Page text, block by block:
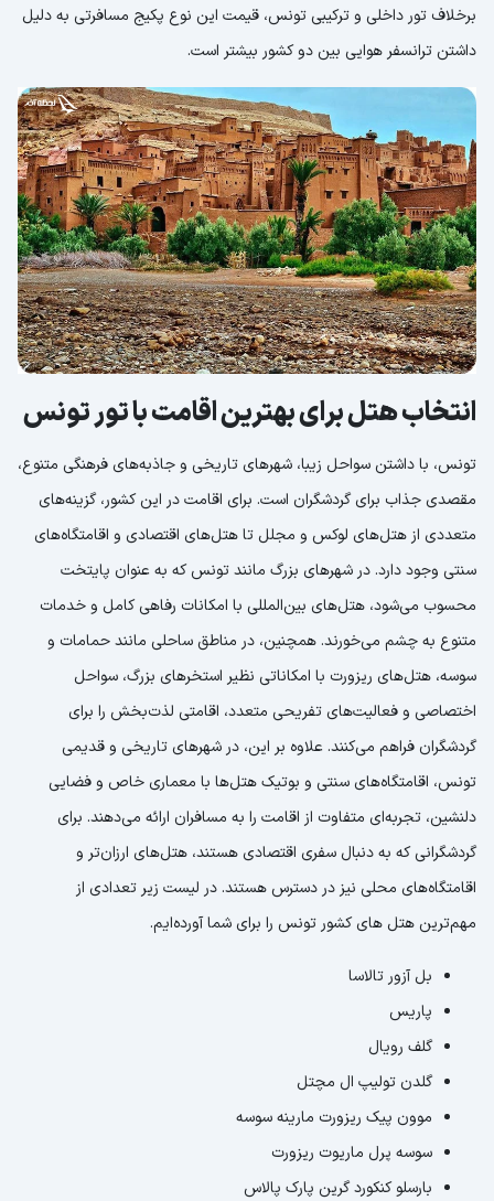
برخلاف تور داخلی و ترکیبی تونس، قیمت این نوع پکیج مسافرتی به دلیل
داشتن ترانسفر هوایی بین دو کشور بیشتر است.
انتخاب هتل برای بهترین اقامت با تور تونس
تونس، با داشتن سواحل زیبا، شهرهای تاریخی و جاذبه‌های فرهنگی متنوع،
مقصدی جذاب برای گردشگران است. برای اقامت در این کشور، گزینه‌های
متعددی از هتل‌های لوکس و مجلل تا هتل‌های اقتصادی و اقامتگاه‌های
سنتی وجود دارد. در شهرهای بزرگ مانند تونس که به عنوان پایتخت
محسوب می‌شود، هتل‌های بین‌المللی با امکانات رفاهی کامل و خدمات
متنوع به چشم می‌خورند. همچنین، در مناطق ساحلی مانند حمامات و
سوسه، هتل‌های ریزورت با امکاناتی نظیر استخرهای بزرگ، سواحل
اختصاصی و فعالیت‌های تفریحی متعدد، اقامتی لذت‌بخش را برای
گردشگران فراهم می‌کنند. علاوه بر این، در شهرهای تاریخی و قدیمی
تونس، اقامتگاه‌های سنتی و بوتیک هتل‌ها با معماری خاص و فضایی
دلنشین، تجربه‌ای متفاوت از اقامت را به مسافران ارائه می‌دهند. برای
گردشگرانی که به دنبال سفری اقتصادی هستند، هتل‌های ارزان‌تر و
اقامتگاه‌های محلی نیز در دسترس هستند. در لیست زیر تعدادی از
مهم‌ترین هتل های کشور تونس را برای شما آورده‌ایم.
بل آزور تالاسا
پاریس
گلف رویال
گلدن تولیپ ال مچتل
موون پیک ریزورت مارینه سوسه
سوسه پرل ماریوت ریزورت
بارسلو کنکورد گرین پارک پالاس